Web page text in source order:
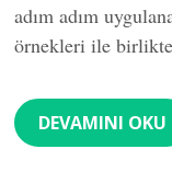
adım adım
örnekleri ile
DEVAMINI OKU